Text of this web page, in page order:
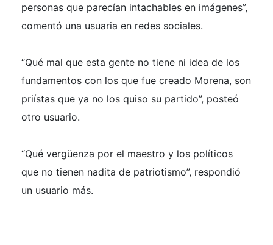
personas que parecían intachables en imágenes”,
comentó una usuaria en redes sociales.
“Qué mal que esta gente no tiene ni idea de los
fundamentos con los que fue creado Morena, son
priístas que ya no los quiso su partido”, posteó
otro usuario.
“Qué vergüenza por el maestro y los políticos
que no tienen nadita de patriotismo”, respondió
un usuario más.